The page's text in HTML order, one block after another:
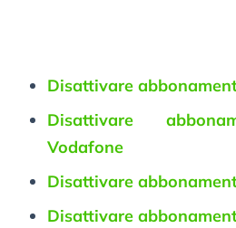
Disattivare
Disattivare
Vodafone
Disattivare
Disattivare